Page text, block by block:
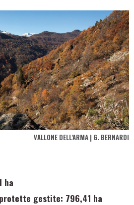
VALLONE DELL'ARMA | G. BERNARDI
ha
gestite: 796,41 ha